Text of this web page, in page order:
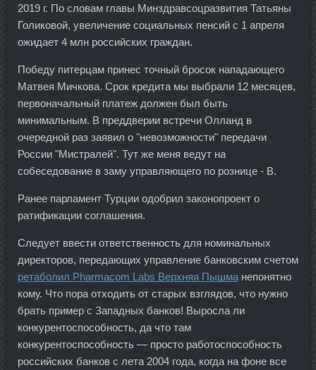
2019 г. По словам главы Минздравсоцразвития Татьяны
Голиковой, увеличение социальных пенсий с 1 апреля
ожидает 4 млн российских граждан.
Победу питерцам принес точный бросок нападающего
Матвея Мичкова. Срок кредита мы выбрали 12 месяцев,
первоначальный платеж должен был быть
минимальным. В преддверии встречи Олланд в
очередной раз заявил о "невозможности" передачи
России "Мистралей". Тут же меня ведут на
собеседование в заму управляющего по рознице - В.
Ранее парламент Турции одобрил законопроект о
ратификации соглашения.
Следует ввести ответственность для номинальных
директоров, передающих управление банковским счетом
ретаболил Pharmacom Labs Верхняя Пышма непонятно
кому. Что пора отходить от старых взглядов, что нужно
брать пример с Западных банков! Выросла ли
конкурентоспособность, да что там
конкурентоспособность — просто работоспособность
российских банков с лета 2004 года, когда на фоне все